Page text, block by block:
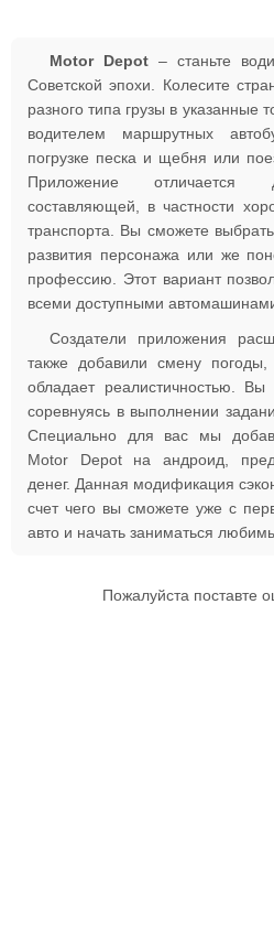
Motor Depot – станьте
Советской эпохи. Колесите
разного типа грузы в указанные
водителем маршрутных
погрузке песка и щебня или
Приложение отличается
составляющей, в частности
транспорта. Вы сможете
развития персонажа или же
профессию. Этот вариант
всеми доступными
Создатели приложения
также добавили смену
обладает реалистичностью. Вы
соревнуясь в выполнении
Специально для вас мы
Motor Depot на андроид,
денег. Данная модификация
счет чего вы сможете уже с
авто и начать заниматься
Пожалуйста поставте